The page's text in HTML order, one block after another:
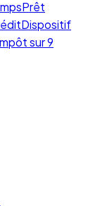
Prêt
Dispositif
sur 9